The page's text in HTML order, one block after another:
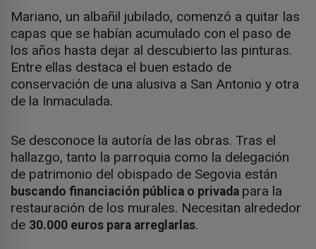
Mariano, un albañil jubilado, comenzó a quitar las
capas que se habían acumulado con el paso de
los años hasta dejar al descubierto las pinturas.
Entre ellas destaca el buen estado de
conservación de una alusiva a San Antonio y otra
de la Inmaculada.
Se desconoce la autoría de las obras. Tras el
hallazgo, tanto la parroquia como la delegación
de patrimonio del obispado de Segovia están
buscando financiación pública o privada para la
restauración de los murales. Necesitan alrededor
de 30.000 euros para arreglarlas.